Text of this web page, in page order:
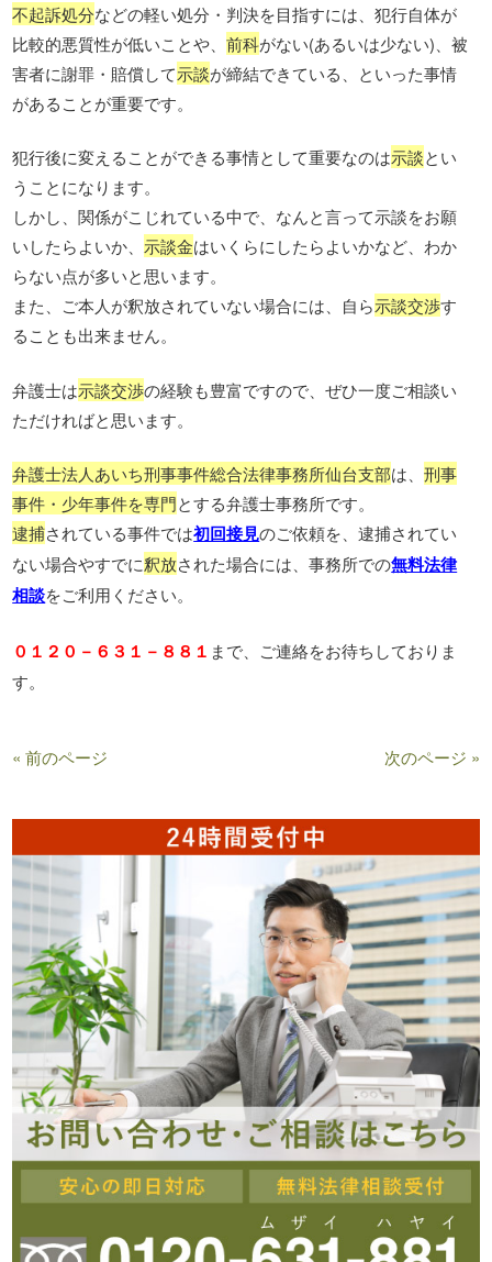
不起訴処分などの軽い処分・判決を目指すには、犯行自体が
比較的悪質性が低いことや、前科がない(あるいは少ない)、被
害者に謝罪・賠償して示談が締結できている、といった事情
があることが重要です。
犯行後に変えることができる事情として重要なのは示談とい
うことになります。
しかし、関係がこじれている中で、なんと言って示談をお願
いしたらよいか、 示談金はいくらにしたらよいかなど、わか
らない点が多いと思います。
また、ご本人が釈放されていない場合には、自ら示談交渉す
ることも出来ません。
弁護士は示談交渉の経験も豊富ですので、ぜひ一度ご相談い
ただければと思います。
弁護士法人あいち刑事事件総合法律事務所仙台支部は、刑事
事件・少年事件を専門とする弁護士事務所です。
逮捕されている事件では初回接見のご依頼を、逮捕されてい
ない場合やすでに釈放された場合には、事務所での無料法律
相談をご利用ください。
０１２０－６３１－８８１ まで、ご連絡をお待ちしておりま
す。
« 前のページ 次のページ »